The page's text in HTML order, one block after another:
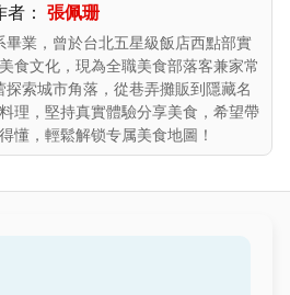
者： 張佩珊
業，曾於台北五星級飯店西點部實
食文化，現為全職美食部落客兼家常
索城市角落，從巷弄攤販到隱藏名
理，堅持真實體驗分享美食，希望帶
懂，輕鬆解锁专属美食地圖！